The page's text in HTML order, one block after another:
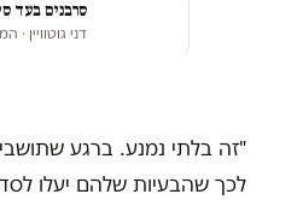
סרבנים בעד
דני גוטוויין ·
"זה בלתי נמנע. ברגע
לכך שהבעיות שלהם יעלו